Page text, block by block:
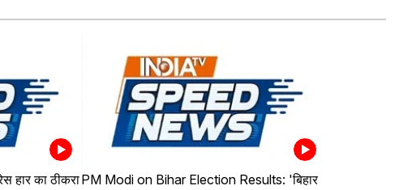
हार का ठीकराPM Modi on Bihar Election Results: 'बिहार